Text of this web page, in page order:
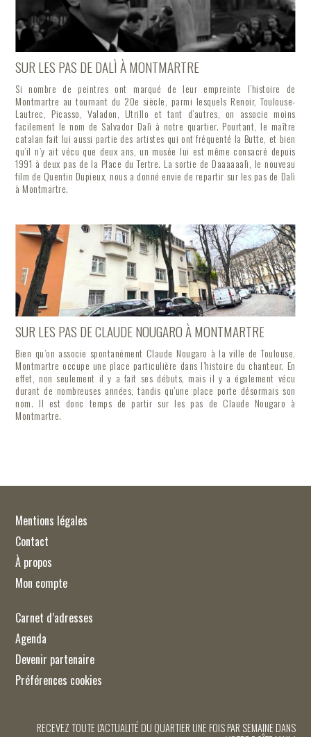
SUR LES PAS DE DALÌ À MONTMARTRE
Si nombre de peintres ont marqué de leur empreinte l’histoire de
Montmartre au tournant du 20e siècle, parmi lesquels Renoir, Toulouse-
Lautrec, Picasso, Valadon, Utrillo et tant d’autres, on associe moins
facilement le nom de Salvador Dalì à notre quartier. Pourtant, le maître
catalan fait lui aussi partie des artistes qui ont fréquenté la Butte, et bien
qu’il n’y ait vécu que deux ans, un musée lui est même consacré depuis
1991 à deux pas de la Place du Tertre. La sortie de Daaaaaalì, le nouveau
film de Quentin Dupieux, nous a donné envie de repartir sur les pas de Dalì
à Montmartre.
SUR LES PAS DE CLAUDE NOUGARO À MONTMARTRE
Bien qu’on associe spontanément Claude Nougaro à la ville de Toulouse,
Montmartre occupe une place particulière dans l’histoire du chanteur. En
effet, non seulement il y a fait ses débuts, mais il y a également vécu
durant de nombreuses années, tandis qu’une place porte désormais son
nom. Il est donc temps de partir sur les pas de Claude Nougaro à
Montmartre.
Mentions légales
Contact
À propos
Mon compte
Carnet d’adresses
Agenda
Devenir partenaire
Préférences cookies
RECEVEZ TOUTE L'ACTUALITÉ DU QUARTIER UNE FOIS PAR SEMAINE DANS